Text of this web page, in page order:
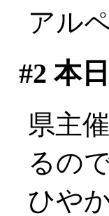
アル
#2 本
県主
るの
ひや